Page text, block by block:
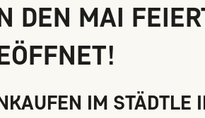
DEN MAI
IM STÄDTLE